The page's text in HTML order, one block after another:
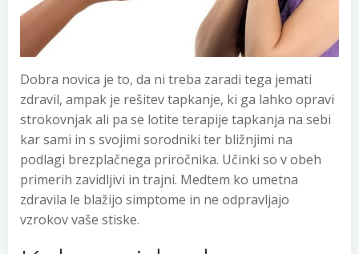
Dobra novica je to, da ni treba zaradi tega jemati
zdravil, ampak je rešitev tapkanje, ki ga lahko opravi
strokovnjak ali pa se lotite terapije tapkanja na sebi
kar sami in s svojimi sorodniki ter bližnjimi na
podlagi brezplačnega priročnika. Učinki so v obeh
primerih zavidljivi in trajni. Medtem ko umetna
zdravila le blažijo simptome in ne odpravljajo
vzrokov vaše stiske.